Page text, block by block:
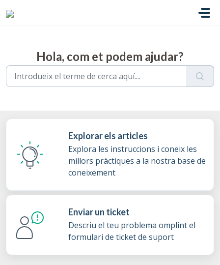
Hola, com et podem ajudar?
Explorar els articles
Explora les instruccions i coneix les
millors pràctiques a la nostra base de
coneixement
Enviar un ticket
Descriu el teu problema omplint el
formulari de ticket de suport